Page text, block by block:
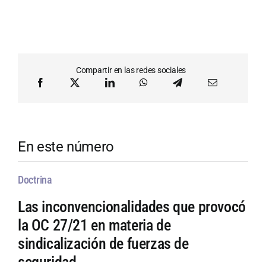
Compartir en las redes sociales
En este número
Doctrina
Las inconvencionalidades que provocó
la OC 27/21 en materia de
sindicalización de fuerzas de